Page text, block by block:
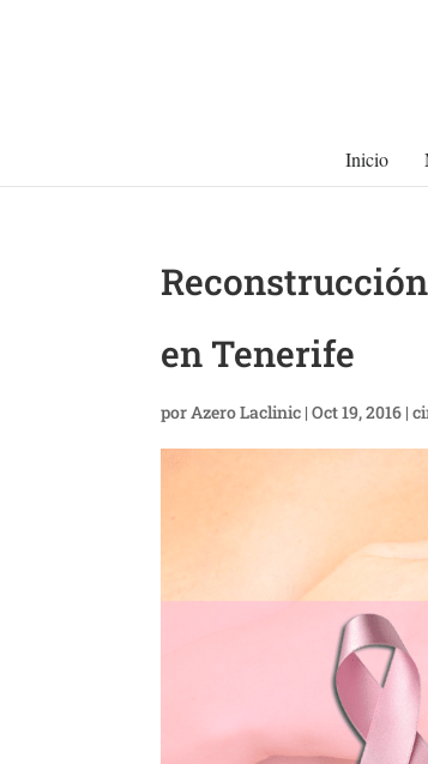
Inicio
en Tenerife
porAzero Laclinic |Oct 19, 2016 |